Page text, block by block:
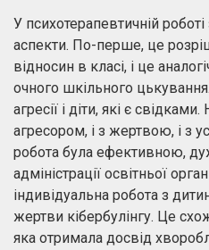
У психотерапевтичній
аспекти. По-перше, це
відносин в класі, і це
очного шкільного
агресії і діти, які є
агресором, і з жертвою, і з
робота була ефективною,
адміністрації освітньої
індивідуальна робота з
жертви кібербулінгу. Це
яка отримала досвід